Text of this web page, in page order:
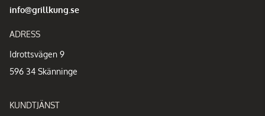
info@grillkung.se
ADRESS
Idrottsvägen 9
596 34 Skänninge
KUNDTJÄNST